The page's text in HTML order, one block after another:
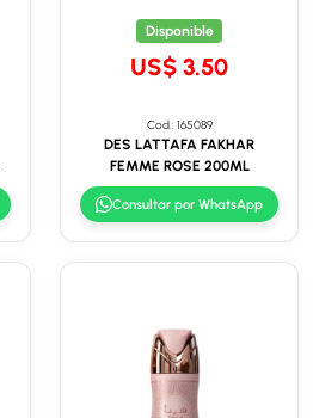
Disponible
US$ 3.50
Cod.: 165089
DES LATTAFA FAKHAR
FEMME ROSE 200ML
Consultar por WhatsApp